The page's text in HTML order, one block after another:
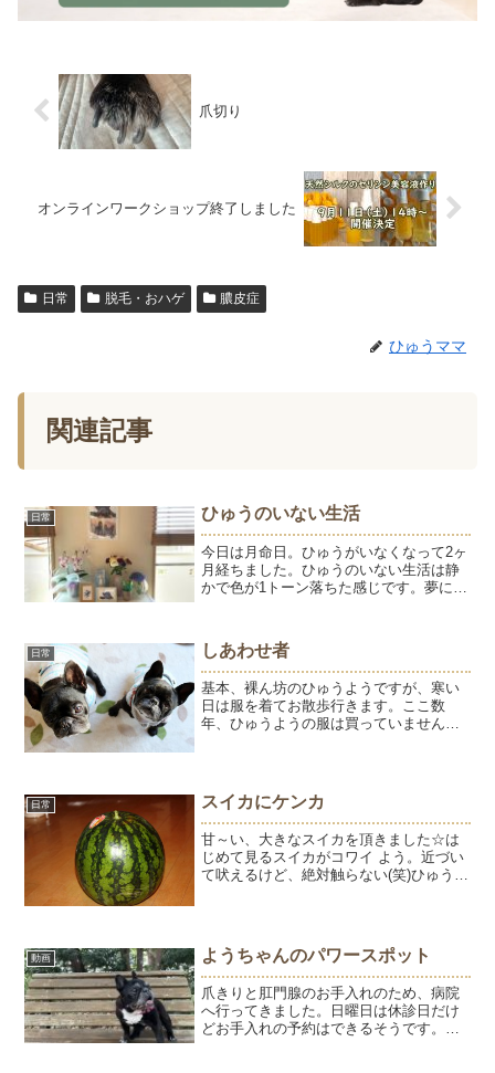
爪切り
オンラインワークショップ終了しました
日常 脱毛・おハゲ 膿皮症
ひゅうママ
関連記事
日常 ひゅうのいない生活
今日は月命日。ひゅうがいなくなって2ヶ
月経ちました。ひゅうのいない生活は静
かで色が1トーン落ちた感じです。夢に出
に変えられてしまった夢だけです。よう
はちょっとずつ元気に...
日常 しあわせ者
基本、裸ん坊のひゅうようですが、寒い
日は服を着てお散歩行きます。ここ数
年、ひゅうようの服は買っていませんが
プレゼントです。遊びに行く...
日常 スイカにケンカ
甘～い、大きなスイカを頂きました☆は
じめて見るスイカがコワイ よう。近づい
て吠えるけど、絶対触らない(笑)ひゅうは
イカにケンカを売る...
動画 ようちゃんのパワースポット
爪きりと肛門腺のお手入れのため、病院
へ行ってきました。日曜日は休診日だけ
どお手入れの予約はできるそうです。予